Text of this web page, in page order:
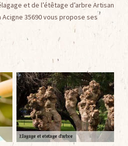
et de l’étêtage d’arbre Artisan
Acigne 35690 vous propose ses